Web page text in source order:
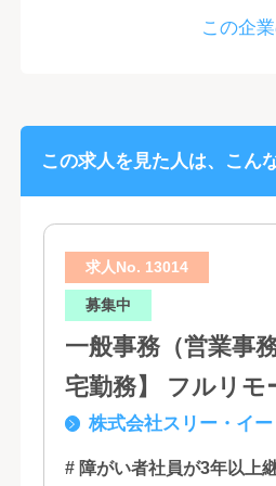
この企
この求人を見た人は、こん
求人No. 13014
募集中
一般事務（営業事
宅勤務】 フルリ
株式会社スリー・イー
# 障がい者社員が3年以上